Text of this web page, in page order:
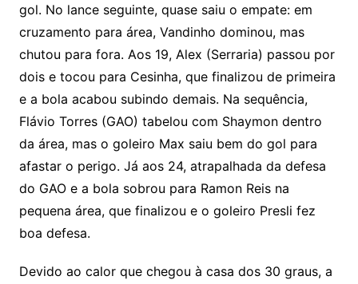
gol. No lance seguinte, quase saiu o empate: em
cruzamento para área, Vandinho dominou, mas
chutou para fora. Aos 19, Alex (Serraria) passou por
dois e tocou para Cesinha, que finalizou de primeira
e a bola acabou subindo demais. Na sequência,
Flávio Torres (GAO) tabelou com Shaymon dentro
da área, mas o goleiro Max saiu bem do gol para
afastar o perigo. Já aos 24, atrapalhada da defesa
do GAO e a bola sobrou para Ramon Reis na
pequena área, que finalizou e o goleiro Presli fez
boa defesa.
Devido ao calor que chegou à casa dos 30 graus, a